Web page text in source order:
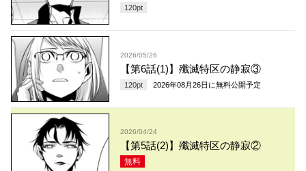
120pt
2026/05/26
【第6話(1)】殲滅特区の静寂③
120pt 2026年08月26日 に無料公開予定
2026/04/24
【第5話(2)】殲滅特区の静寂②
無料